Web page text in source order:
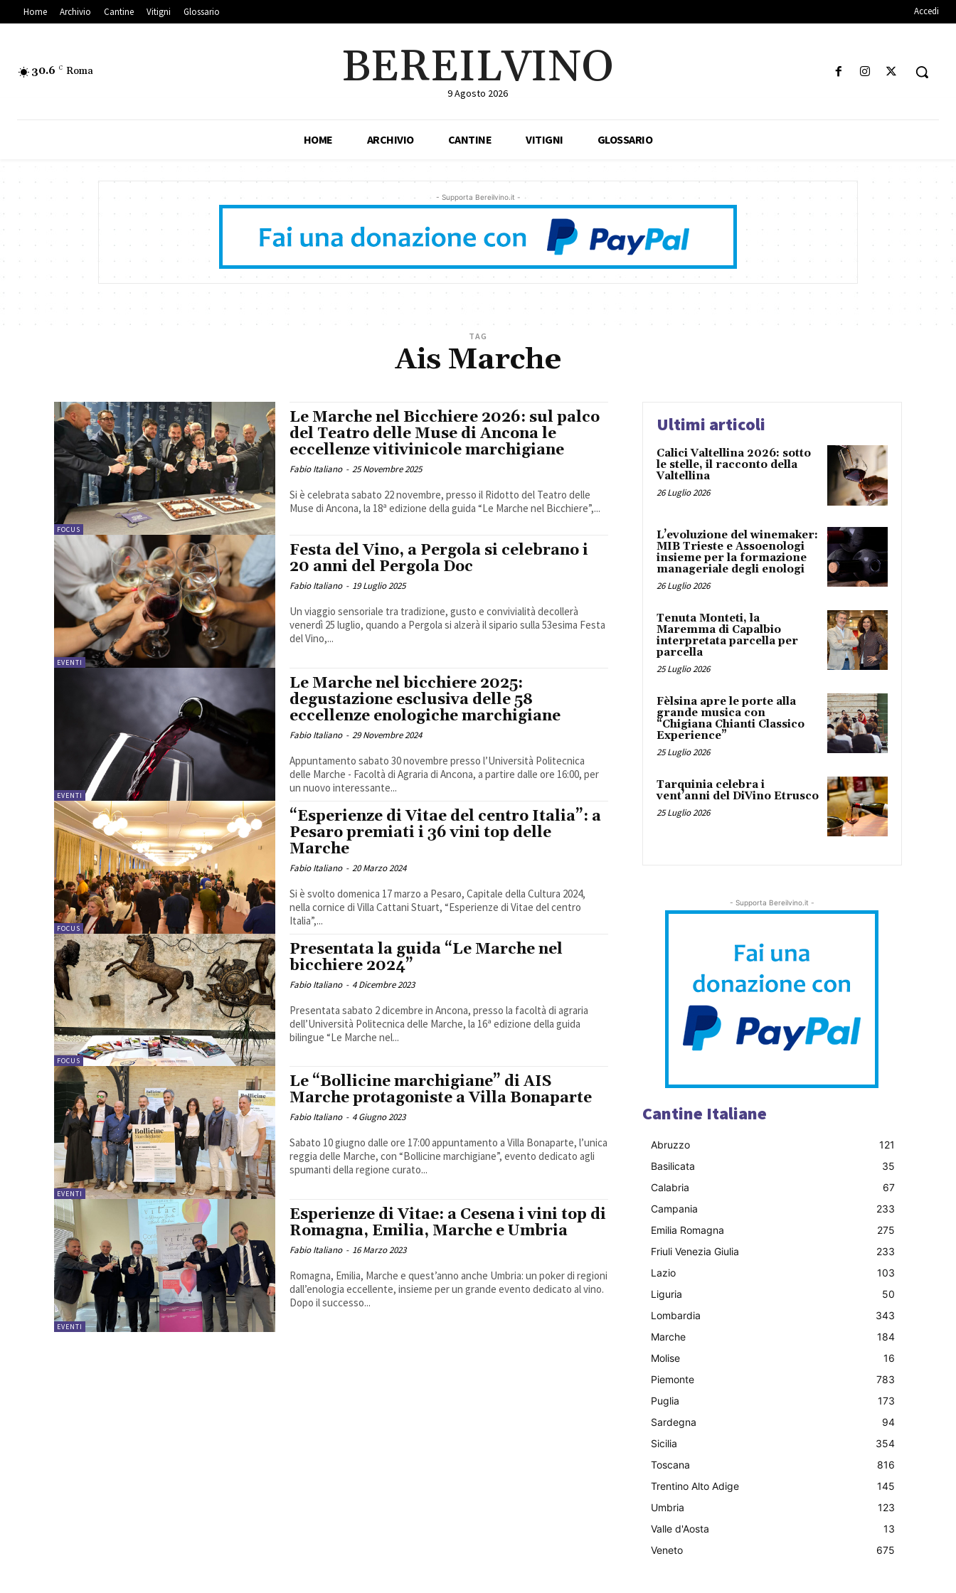
Home Archivio Cantine Vitigni Glossario Accedi
30.6 C Roma BEREILVINO
9 Agosto 2026
HOME ARCHIVIO CANTINE VITIGNI GLOSSARIO
- Supporta Bereilvino.it -
TAG
Ais Marche
FOCUS
Le Marche nel Bicchiere 2026: sul palco
del Teatro delle Muse di Ancona le
eccellenze vitivinicole marchigiane
Fabio Italiano - 25 Novembre 2025
Si è celebrata sabato 22 novembre, presso il Ridotto del Teatro delle
Muse di Ancona, la 18ª edizione della guida “Le Marche nel Bicchiere”,...
EVENTI
Festa del Vino, a Pergola si celebrano i
20 anni del Pergola Doc
Fabio Italiano - 19 Luglio 2025
Un viaggio sensoriale tra tradizione, gusto e convivialità decollerà
venerdì 25 luglio, quando a Pergola si alzerà il sipario sulla 53esima Festa
del Vino,...
EVENTI
Le Marche nel bicchiere 2025:
degustazione esclusiva delle 58
eccellenze enologiche marchigiane
Fabio Italiano - 29 Novembre 2024
Appuntamento sabato 30 novembre presso l’Università Politecnica
delle Marche - Facoltà di Agraria di Ancona, a partire dalle ore 16:00, per
un nuovo interessante...
FOCUS
“Esperienze di Vitae del centro Italia”: a
Pesaro premiati i 36 vini top delle
Marche
Fabio Italiano - 20 Marzo 2024
Si è svolto domenica 17 marzo a Pesaro, Capitale della Cultura 2024,
nella cornice di Villa Cattani Stuart, “Esperienze di Vitae del centro
Italia”,...
FOCUS
Presentata la guida “Le Marche nel
bicchiere 2024”
Fabio Italiano - 4 Dicembre 2023
Presentata sabato 2 dicembre in Ancona, presso la facoltà di agraria
dell’Università Politecnica delle Marche, la 16ª edizione della guida
bilingue “Le Marche nel...
EVENTI
Le “Bollicine marchigiane” di AIS
Marche protagoniste a Villa Bonaparte
Fabio Italiano - 4 Giugno 2023
Sabato 10 giugno dalle ore 17:00 appuntamento a Villa Bonaparte, l’unica
reggia delle Marche, con “Bollicine marchigiane”, evento dedicato agli
spumanti della regione curato...
EVENTI
Esperienze di Vitae: a Cesena i vini top di
Romagna, Emilia, Marche e Umbria
Fabio Italiano - 16 Marzo 2023
Romagna, Emilia, Marche e quest’anno anche Umbria: un poker di regioni
dall’enologia eccellente, insieme per un grande evento dedicato al vino.
Dopo il successo...
Ultimi articoli
Calici Valtellina 2026: sotto
le stelle, il racconto della
Valtellina
26 Luglio 2026
L’evoluzione del winemaker:
MIB Trieste e Assoenologi
insieme per la formazione
manageriale degli enologi
26 Luglio 2026
Tenuta Monteti, la
Maremma di Capalbio
interpretata parcella per
parcella
25 Luglio 2026
Fèlsina apre le porte alla
grande musica con
“Chigiana Chianti Classico
Experience”
25 Luglio 2026
Tarquinia celebra i
vent’anni del DiVino Etrusco
25 Luglio 2026
- Supporta Bereilvino.it -
Cantine Italiane
Abruzzo
121
Basilicata
35
Calabria
67
Campania
233
Emilia Romagna
275
Friuli Venezia Giulia
233
Lazio
103
Liguria
50
Lombardia
343
Marche
184
Molise
16
Piemonte
783
Puglia
173
Sardegna
94
Sicilia
354
Toscana
816
Trentino Alto Adige
145
Umbria
123
Valle d'Aosta
13
Veneto
675